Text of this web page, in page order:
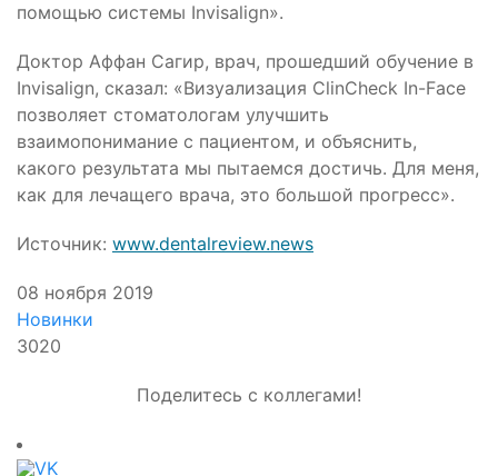
помощью системы Invisalign».
Доктор Аффан Сагир, врач, прошедший обучение в
Invisalign, сказал: «Визуализация ClinCheck In-Face
позволяет стоматологам улучшить
взаимопонимание с пациентом, и объяснить,
какого результата мы пытаемся достичь. Для меня,
как для лечащего врача, это большой прогресс».
Источник: www.dentalreview.news
08 ноября 2019
Новинки
3020
Поделитесь с коллегами!